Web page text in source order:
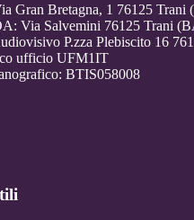
Gran Bretagna, 1 76125 Trani
Via Salvemini 76125 Trani
P.zza Plebiscito 16
ufficio UFM1IT
BTIS058008